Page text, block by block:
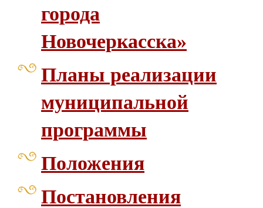
города
Новочеркасска»
Планы реализации
муниципальной
программы
Положения
Постановления